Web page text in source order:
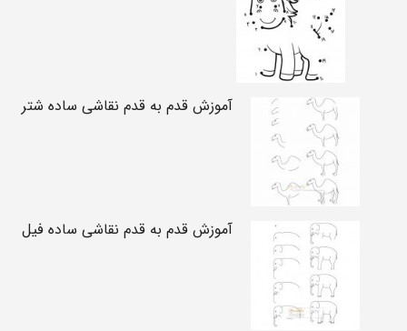
آموزش قدم به قدم نقاشی ساده شتر
آموزش قدم به قدم نقاشی ساده فیل